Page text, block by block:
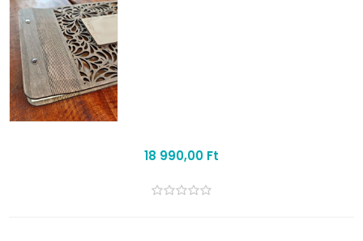
18 990,00 Ft